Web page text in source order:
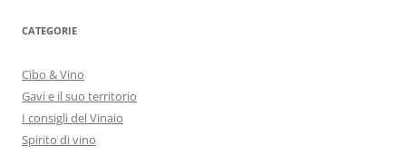
CATEGORIE
Cibo & Vino
Gavi e il suo territorio
I consigli del Vinaio
Spirito di vino